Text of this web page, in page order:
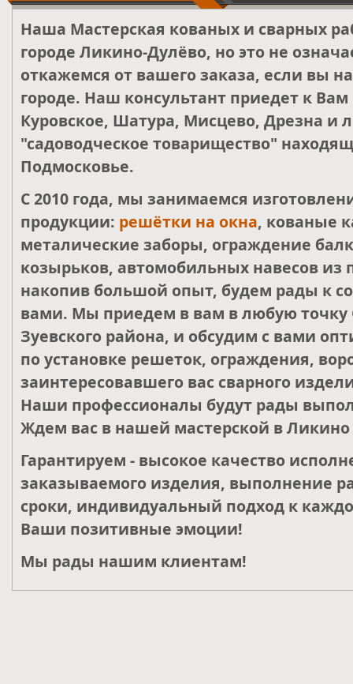
Наша Мастерская кованых и сварных
городе Ликино-Дулёво, но это не
откажемся от вашего заказа, если вы
городе. Наш консультант приедет к
Куровское, Шатура, Мисцево, Дрезна и
"садоводческое товарищество"
Подмосковье.
С 2010 года, мы занимаемся
продукции: решётки на окна, кованые
металические заборы, ограждение
козырьков, автомобильных навесов из
накопив большой опыт, будем рады к
вами. Мы приедем в вам в любую точку
Зуевского района, и обсудим с вами
по установке решеток, ограждения,
заинтересовавшего вас сварного
Наши профессионалы будут рады
Ждем вас в нашей мастерской в Ликино
Гарантируем - высокое качество
заказываемого изделия, выполнение
сроки, индивидуальный подход к
Ваши позитивные эмоции!
Мы рады нашим клиентам!